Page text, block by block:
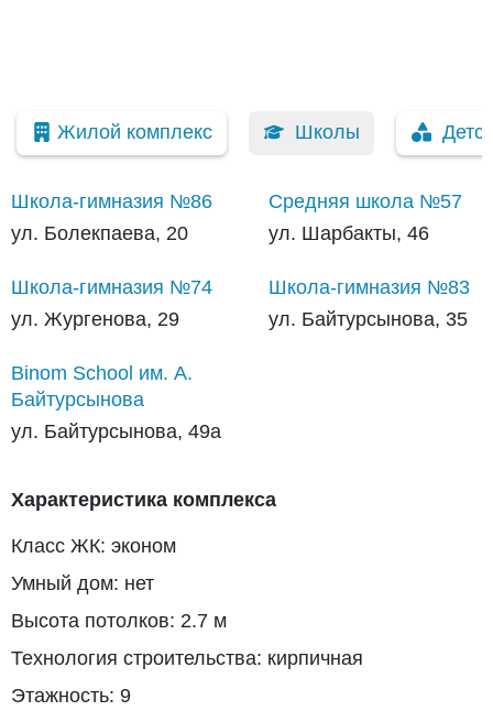
Жилой комплекс Школы
Школа-гимназия №86
ул. Болекпаева, 20
Средняя школа №57
ул. Шарбакты, 46
Школа-гимназия №74
ул. Жургенова, 29
Школа-гимназия №83
ул. Байтурсынова, 35
Binom School им. А.
Байтурсынова
ул. Байтурсынова, 49а
Характеристика комплекса
Класс ЖК: эконом
Умный дом: нет
Высота потолков: 2.7 м
Технология строительства: кирпичная
Этажность: 9